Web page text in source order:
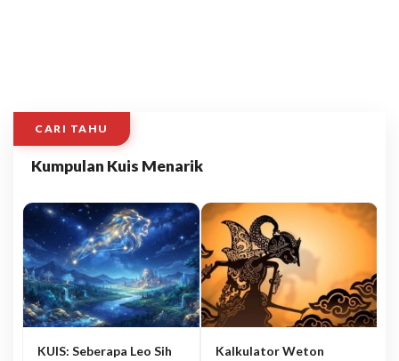
CARI TAHU
Kumpulan Kuis Menarik
KUIS: Seberapa Leo Sih
Kalkulator Weton